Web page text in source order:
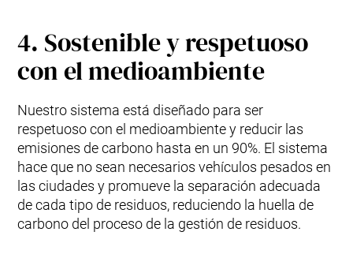
4. Sostenible y respetuoso
con el medioambiente
Nuestro sistema está diseñado para ser
respetuoso con el medioambiente y reducir las
emisiones de carbono hasta en un 90%. El sistema
hace que no sean necesarios vehículos pesados ​​en
las ciudades y promueve la separación adecuada
de cada tipo de residuos, reduciendo la huella de
carbono del proceso de la gestión de residuos.